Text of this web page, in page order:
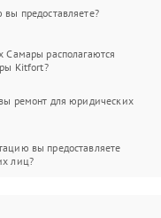
предоставляете?
Самары располагаются
Kitfort?
ремонт для юридических
вы предоставляете
лиц?